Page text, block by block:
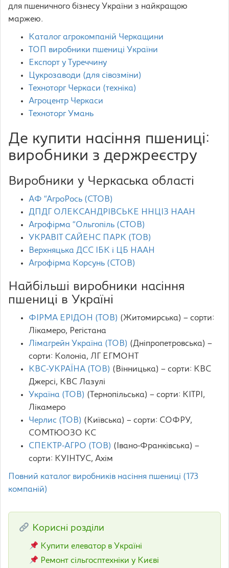
для пшеничного бізнесу України з найкращою
маржею.
Каталог агрокомпаній Черкащини
ТОП виробники пшениці України
Експорт у Туреччину
Цукрозаводи (для сівозміни)
Техноторг Черкаси (техніка)
Агроцентр Черкаси
Техноторг Умань
Де купити насіння пшениці:
виробники з держреєстру
Виробники у Черкаська області
АФ “АгроРось (СТОВ)
ДПДГ ОЛЕКСАНДРІВСЬКЕ ННЦІЗ НААН
Агрофірма “Ольгопіль (СТОВ)
УКРАВІТ САЙЕНС ПАРК (ТОВ)
Верхняцька ДСС ІБК і ЦБ НААН
Агрофірма Корсунь (СТОВ)
Найбільші виробники насіння
пшениці в Україні
ФІРМА ЕРІДОН (ТОВ) (Житомирська) – сорти:
Лікамеро, Регістана
Лімагрейн Україна (ТОВ) (Дніпропетровська) –
сорти: Колоніа, ЛГ ЕГМОНТ
КВС-УКРАЇНА (ТОВ) (Вінницька) – сорти: КВС
Джерсі, КВС Лазулі
Україна (ТОВ) (Тернопільська) – сорти: КІТРІ,
Лікамеро
Черлис (ТОВ) (Київська) – сорти: СОФРУ,
СОМТЮОЗО КС
СПЕКТР-АГРО (ТОВ) (Івано-Франківська) –
сорти: КУІНТУС, Ахім
Повний каталог виробників насіння пшениці (173
компаній)
Корисні розділи
Купити елеватор в Україні
Ремонт сільгосптехніки у Києві